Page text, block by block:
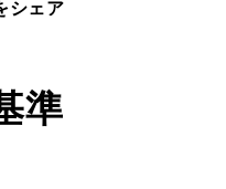
シェア
準